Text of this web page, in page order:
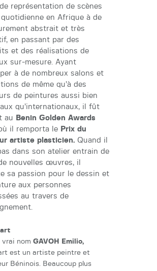
représentation de scènes
en Afrique à de
abstrait et très
en passant par des
et des réalisations de
sur-mesure. Ayant
à de nombreux salons et
de même qu’à des
de peintures aussi bien
qu’internationaux, il fût
au Benin Golden Awards
il remporta le Prix du
artiste plasticien. Quand il
dans son atelier entrain de
nouvelles œuvres, il
sa passion pour le dessin et
aux personnes
au travers de
vrai nom GAVOH Emilio,
est un artiste peintre et
Béninois. Beaucoup plus